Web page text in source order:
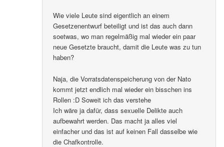
Wie viele Leute sind eigentlich an einem
Gesetzenentwurf beteiligt und ist das auch dann
soetwas, wo man regelmäßig mal wieder ein paar
neue Gesetzte braucht, damit die Leute was zu tun
haben?
Naja, die Vorratsdatenspeicherung von der Nato
kommt jetzt endlich mal wieder ein bisschen ins
Rollen :D Soweit ich das verstehe
Ich wäre ja dafür, dass sexuelle Delikte auch
aufbewahrt werden. Das macht ja alles viel
einfacher und das ist auf keinen Fall dasselbe wie
die Chafkontrolle.